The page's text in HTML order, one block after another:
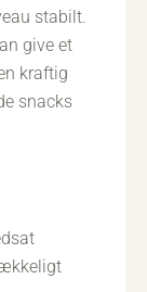
stabilt.
give et
kraftig
snacks